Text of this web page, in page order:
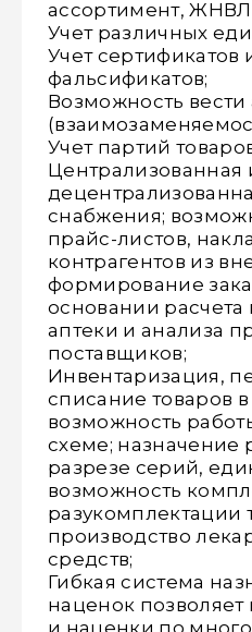
ассортимент,
Учет различных
Учет сертификатов
фальсификатов;
Возможность вести
Учет партий
Централизованная
снабжения;
прайс-листов,
контрагентов из
формирование
основании расчета
аптеки и анализа
поставщиков;
Инвентаризация,
списание товаров
возможность
схеме; назначение
разрезе серий,
возможность
разукомплектации
производство
средств;
Гибкая система
наценок позволяет
и наценки по